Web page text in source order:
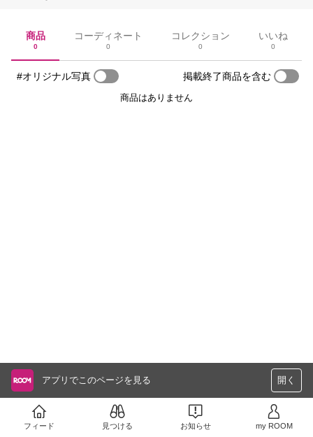
商品
0
コーディネート
0
コレクション
0
いいね
0
#オリジナル写真 掲載終了商品を含む
商品はありません
アプリでこのページを見る 開く
フィード 見つける お知らせ my ROOM